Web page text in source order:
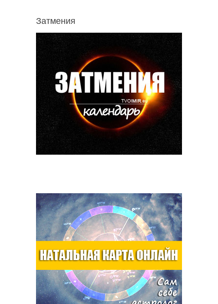
Затмения